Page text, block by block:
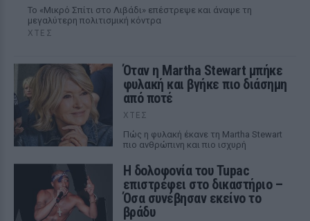
Το «Μικρό Σπίτι στο Λιβάδι» επέστρεψε και άναψε τη
μεγαλύτερη πολιτισμική κόντρα
ΧΤΕΣ
Όταν η Martha Stewart μπήκε
φυλακή και βγήκε πιο διάσημη
από ποτέ
ΧΤΕΣ
Πώς η φυλακή έκανε τη Martha Stewart
πιο ανθρώπινη και πιο ισχυρή
Η δολοφονία του Tupac
επιστρέφει στο δικαστήριο –
Όσα συνέβησαν εκείνο το
βράδυ